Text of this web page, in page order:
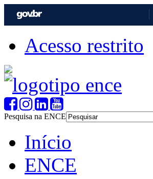
Acesso restrito
Pesquisa na ENCE
Início
ENCE